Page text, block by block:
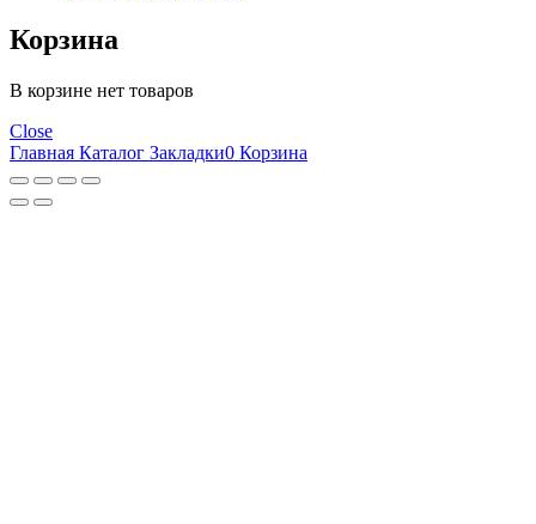
Корзина
В корзине нет товаров
Close
Главная Каталог Закладки0 Корзина